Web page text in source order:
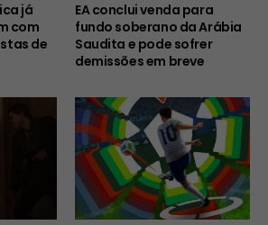
já
com
de
EA conclui venda para
fundo soberano da Arábia
Saudita e pode sofrer
demissões em breve